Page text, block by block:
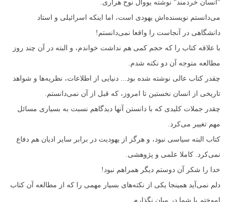
"انسان خردمند" نوشته یووال نوح هراری.
می‌دانستم نویسنده‌اش یهودی است، اما اینکه اسرائیلی و استاد
دانشگاهی در آنجاست را واقعا نمی‌دانستم!
با علاقه کتاب را که حجم کمی هم نداشت خواندم، و البته در آن چند روز
مطالعه متوجه آن دو نکته شدم.
چقدر کتاب عالی نوشته شده بود... دنیایی از اطلاعات، نظریه‌ها و شواهد
تاریخی از انسان نخستین تا امروز، که قبل از آن نمی‌دانستم.
چقدر جملات کلیدی که با دانستن آنها دیدگاهم نسبت به بسیاری مسائل
مهم تغییر می‌کرد.
کتاب البته سیاسی نبود، و هرگز از یهودیت در برابر سایر ادیان هم دفاع
نمی‌کرد. کاملا علمی و پژوهشی.
خدا را شکر آن دوستم دیگر همراهم نبود!
دلم نمی‌آید همینجا یکی از نکته‌های بسیار مهمی را که از مطالعه آن کتاب
اموختم با شما در میان نگذارم.